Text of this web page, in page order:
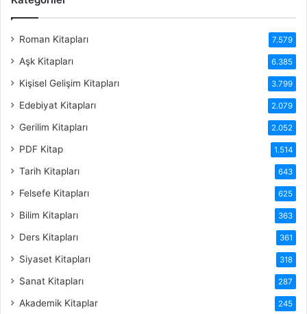
Roman Kitapları 7.579
Aşk Kitapları 6.385
Kişisel Gelişim Kitapları 3.799
Edebiyat Kitapları 2.079
Gerilim Kitapları 2.052
PDF Kitap 1.514
Tarih Kitapları 643
Felsefe Kitapları 625
Bilim Kitapları 363
Ders Kitapları 361
Siyaset Kitapları 318
Sanat Kitapları 287
Akademik Kitaplar 245